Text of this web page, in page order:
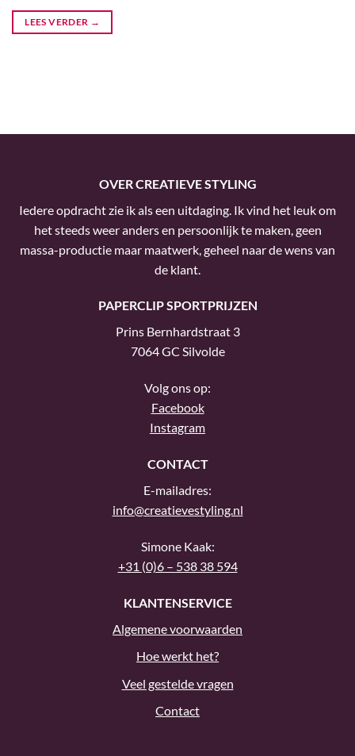
LEES VERDER →
OVER CREATIEVE STYLING
Iedere opdracht zie ik als een uitdaging. Ik vind het leuk om
het steeds weer anders en persoonlijk te maken, geen
massa-productie maar maatwerk, geheel naar de wens van
de klant.
PAPERCLIP SPORTPRIJZEN
Prins Bernhardstraat 3
7064 GC Silvolde
Volg ons op:
Facebook
Instagram
CONTACT
E-mailadres:
info@creatievestyling.nl
Simone Kaak:
+31 (0)6 – 538 38 594
KLANTENSERVICE
Algemene voorwaarden
Hoe werkt het?
Veel gestelde vragen
Contact